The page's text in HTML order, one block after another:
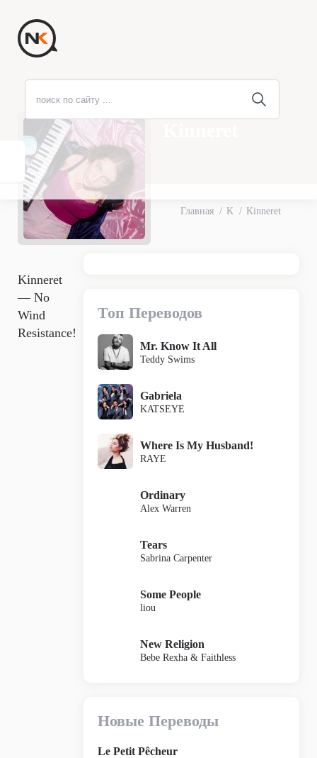
Главная K Kinneret
Kinneret
— No
Wind
Resistance!
Топ Переводов
Mr. Know It All
Teddy Swims
Gabriela
KATSEYE
Where Is My Husband!
RAYE
Ordinary
Alex Warren
Tears
Sabrina Carpenter
Some People
liou
New Religion
Bebe Rexha & Faithless
Новые Переводы
Le Petit Pêcheur